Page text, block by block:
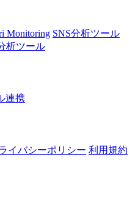
Monitoring SNS分析ツール
析ツール
連携
イバシーポリシー 利用規約